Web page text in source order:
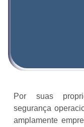
Por suas
segurança
amplamente